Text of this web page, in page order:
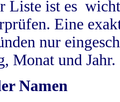
Liste ist es
Eine
nur
Monat und Jahr.
Namen